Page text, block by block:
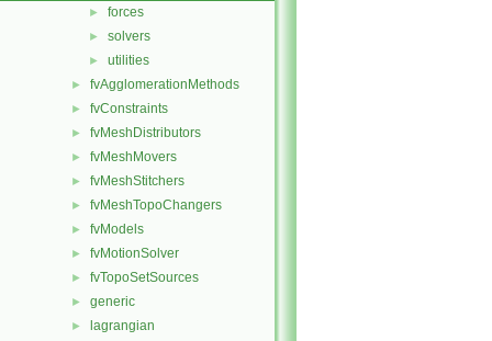
► forces
► solvers
► utilities
► fvAgglomerationMethods
► fvConstraints
► fvMeshDistributors
► fvMeshMovers
► fvMeshStitchers
► fvMeshTopoChangers
► fvModels
► fvMotionSolver
► fvTopoSetSources
► generic
► lagrangian